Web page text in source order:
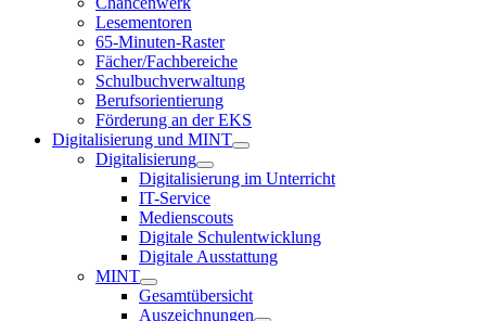
Lesementoren
65-Minuten-Raster
Fächer/Fachbereiche
Schulbuchverwaltung
Berufsorientierung
Förderung an der EKS
Digitalisierung und MINT
Digitalisierung
Digitalisierung im Unterricht
IT-Service
Medienscouts
Digitale Schulentwicklung
Digitale Ausstattung
MINT
Gesamtübersicht
Auszeichnungen